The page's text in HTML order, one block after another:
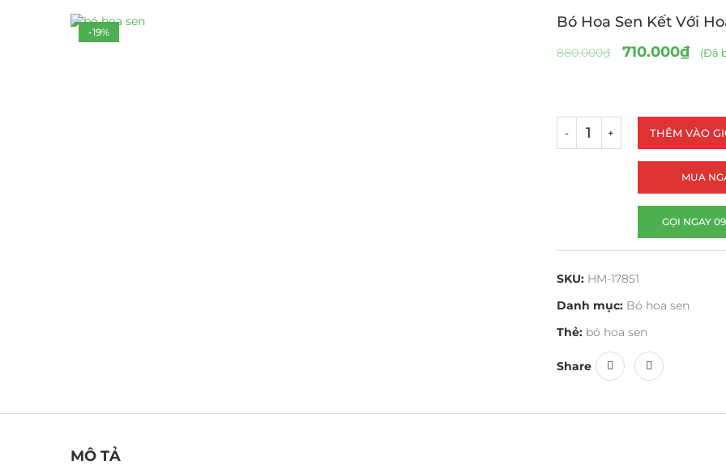
-19%
Bó Hoa Sen Kết Với
880.000₫ 710.000₫ (Đã
THÊM VÀO
MUA
GỌI NGAY
SKU: HM-17851
Danh mục: Bó hoa sen
Thẻ: bó hoa sen
Share
MÔ TẢ